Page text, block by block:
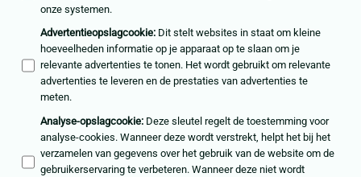
onze systemen.
Advertentieopslagcookie: Dit stelt websites in staat om kleine
hoeveelheden informatie op je apparaat op te slaan om je
relevante advertenties te tonen. Het wordt gebruikt om relevante
advertenties te leveren en de prestaties van advertenties te
meten.
Analyse-opslagcookie: Deze sleutel regelt de toestemming voor
analyse-cookies. Wanneer deze wordt verstrekt, helpt het bij het
verzamelen van gegevens over het gebruik van de website om de
gebruikerservaring te verbeteren. Wanneer deze niet wordt